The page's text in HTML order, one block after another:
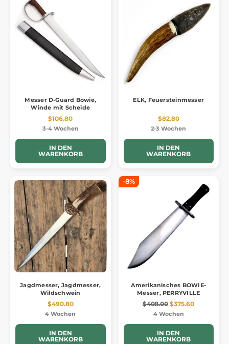
Messer D-Guard Bowie,
Winde mit Scheide
$106.80
3-4 Wochen
IN DEN
WARENKORB
ELK, Feuersteinmesser
$82.80
2-3 Wochen
IN DEN
WARENKORB
Jagdmesser, Jagdmesser,
Wildschwein
$490.80
4 Wochen
IN DEN
WARENKORB
-8%
Amerikanisches BOWIE-
Messer, PERRYVILLE
$408.00 $375.60
4 Wochen
IN DEN
WARENKORB